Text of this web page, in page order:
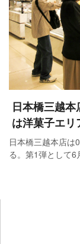
日本橋三越
は洋菓子エ
日本橋三越本店は
る。第1弾として6